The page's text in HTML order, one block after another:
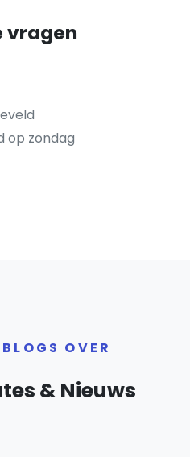
vragen
op zondag
OVER
& Nieuws